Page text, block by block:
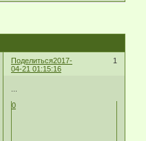
Поделиться 1
2017-
04-21 01:15:16
0